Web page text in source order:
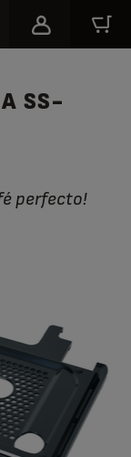
SS-
perfecto!